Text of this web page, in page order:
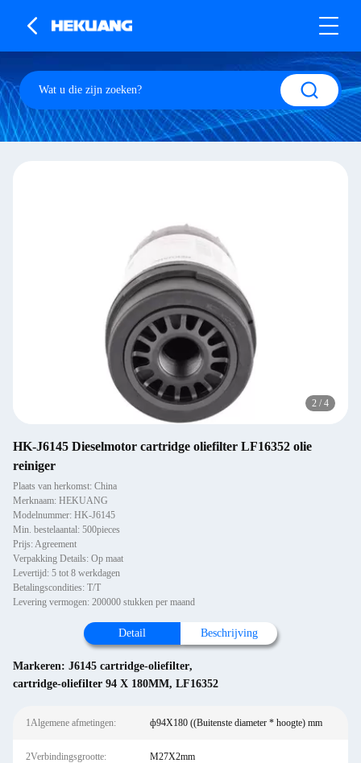
2 / 4
HK-J6145 Dieselmotor cartridge oliefilter LF16352 olie
reiniger
Plaats van herkomst: China
Merknaam: HEKUANG
Modelnummer: HK-J6145
Min. bestelaantal: 500pieces
Prijs: Agreement
Verpakking Details: Op maat
Levertijd: 5 tot 8 werkdagen
Betalingscondities: T/T
Levering vermogen: 200000 stukken per maand
Detail Beschrijving
Markeren: J6145 cartridge-oliefilter,
cartridge-oliefilter 94 X 180MM, LF16352
1Algemene afmetingen: ф94X180 ((Buitenste diameter * hoogte) mm
2Verbindingsgrootte: M27X2mm